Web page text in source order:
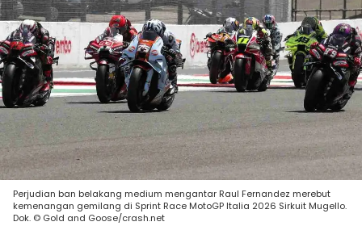
Perjudian ban belakang medium mengantar Raul Fernandez merebut
kemenangan gemilang di Sprint Race MotoGP Italia 2026 Sirkuit Mugello.
Dok. © Gold and Goose/crash.net